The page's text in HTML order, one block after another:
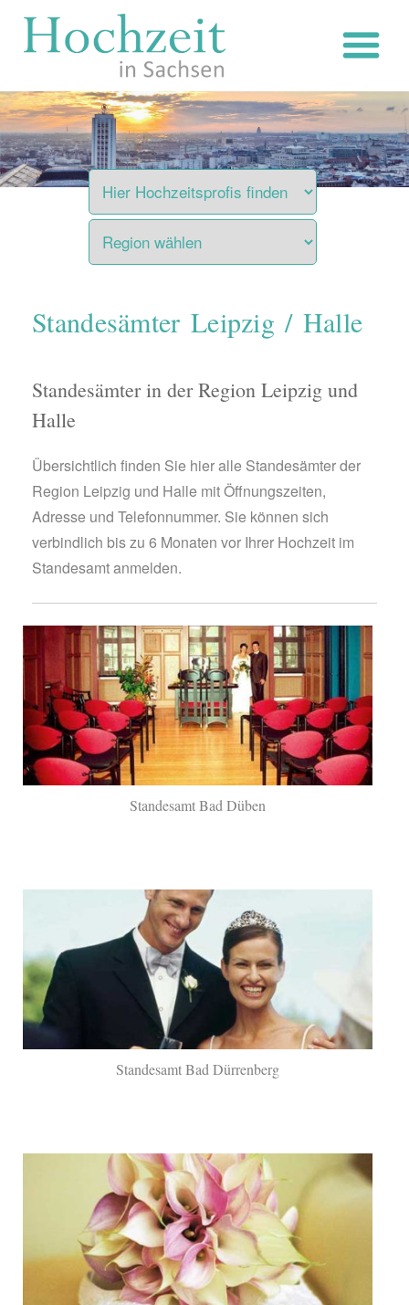
Inhalt
Standesämter Leipzig / Halle
Standesämter in der Region Leipzig und
Halle
Übersichtlich finden Sie hier alle Standesämter der
Region Leipzig und Halle mit Öffnungszeiten,
Adresse und Telefonnummer. Sie können sich
verbindlich bis zu 6 Monaten vor Ihrer Hochzeit im
Standesamt anmelden.
Standesamt Bad Düben
Standesamt Bad Dürrenberg